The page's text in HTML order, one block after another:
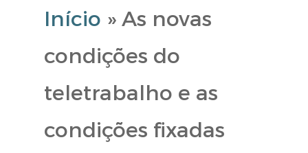
Início » As novas
condições do
teletrabalho e as
condições fixadas